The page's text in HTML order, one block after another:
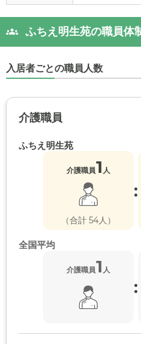
ふちえ明生苑の職員体
入居者ごとの職員人数
介護職員
ふちえ明生苑
介護職員1 人
（合計 54人）
:
全国平均
介護職員1 人
: